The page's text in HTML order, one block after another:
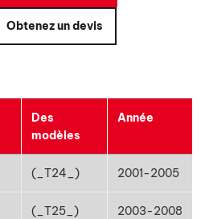
Obtenez un devis
Des
modèles
Année
(_T24_) 2001-2005
(_T25_) 2003-2008